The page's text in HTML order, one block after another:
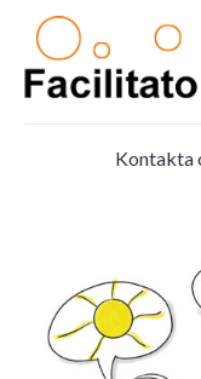
Kontakta
Main